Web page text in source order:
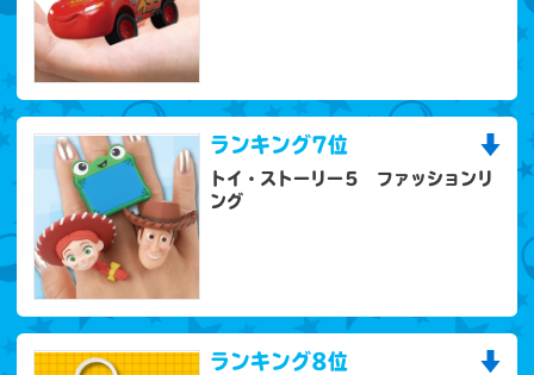
ランキング7位
トイ・ストーリー５ ファッションリ
ング
ランキング8位